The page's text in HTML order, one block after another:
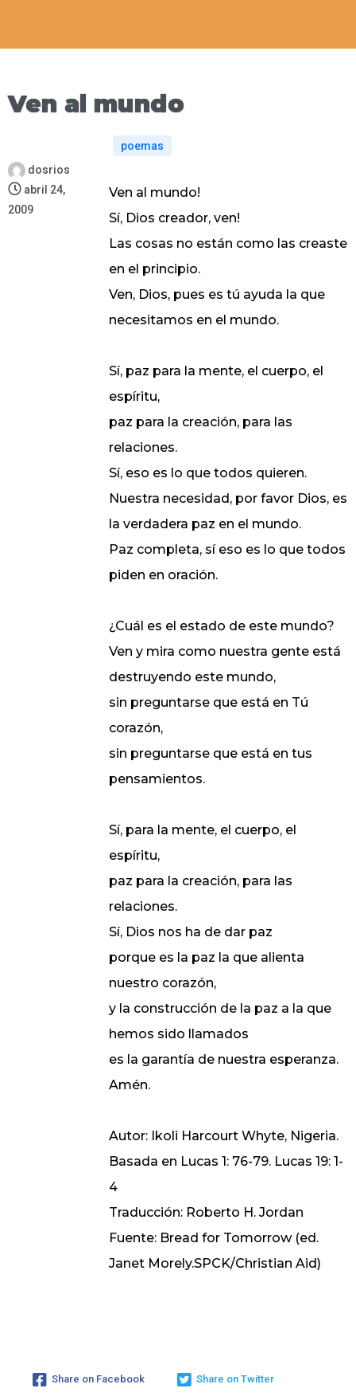
Ven al mundo
dosrios
abril 24,
2009
poemas
Ven al mundo!
Sí, Dios creador, ven!
Las cosas no están como las creaste
en el principio.
Ven, Dios, pues es tú ayuda la que
necesitamos en el mundo.
Sí, paz para la mente, el cuerpo, el
espíritu,
paz para la creación, para las
relaciones.
Sí, eso es lo que todos quieren.
Nuestra necesidad, por favor Dios, es
la verdadera paz en el mundo.
Paz completa, sí eso es lo que todos
piden en oración.
¿Cuál es el estado de este mundo?
Ven y mira como nuestra gente está
destruyendo este mundo,
sin preguntarse que está en Tú
corazón,
sin preguntarse que está en tus
pensamientos.
Sí, para la mente, el cuerpo, el
espíritu,
paz para la creación, para las
relaciones.
Sí, Dios nos ha de dar paz
porque es la paz la que alienta
nuestro corazón,
y la construcción de la paz a la que
hemos sido llamados
es la garantía de nuestra esperanza.
Amén.
Autor: Ikoli Harcourt Whyte, Nigeria.
Basada en Lucas 1: 76-79. Lucas 19: 1-
4
Traducción: Roberto H. Jordan
Fuente: Bread for Tomorrow (ed.
Janet Morely.SPCK/Christian Aid)
Share on Facebook Share on Twitter